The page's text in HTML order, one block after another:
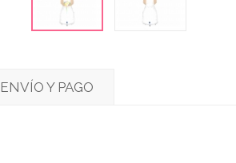
ENVÍO Y PAGO